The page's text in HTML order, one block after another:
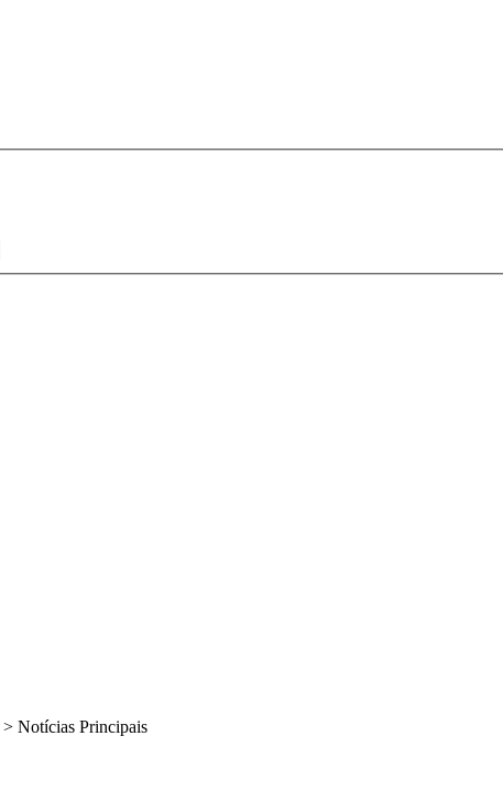
> Notícias Principais